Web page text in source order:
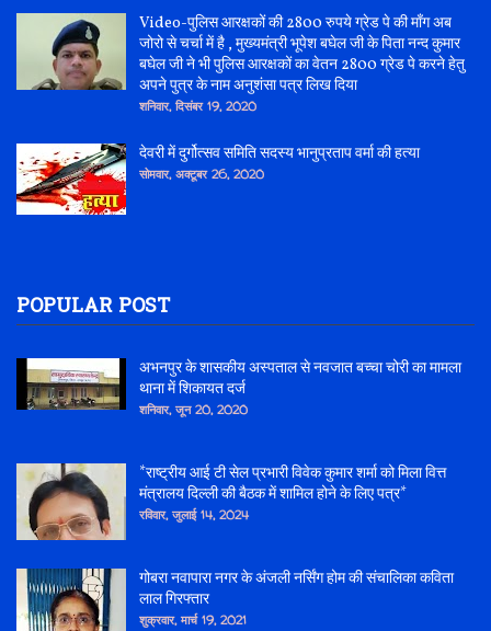
Video-पुलिस आरक्षकों की 2800 रुपये ग्रेड पे की माँग अब
जोरो से चर्चा में है , मुख्यमंत्री भूपेश बघेल जी के पिता नन्द कुमार
बघेल जी ने भी पुलिस आरक्षकों का वेतन 2800 ग्रेड पे करने हेतु
अपने पुत्र के नाम अनुशंसा पत्र लिख दिया
शनिवार, दिसंबर 19, 2020
देवरी में दुर्गोत्सव समिति सदस्य भानुप्रताप वर्मा की हत्या
सोमवार, अक्टूबर 26, 2020
POPULAR POST
अभनपुर के शासकीय अस्पताल से नवजात बच्चा चोरी का मामला
थाना में शिकायत दर्ज
शनिवार, जून 20, 2020
*राष्ट्रीय आई टी सेल प्रभारी विवेक कुमार शर्मा को मिला वित्त
मंत्रालय दिल्ली की बैठक में शामिल होने के लिए पत्र*
रविवार, जुलाई 14, 2024
गोबरा नवापारा नगर के अंजली नर्सिंग होम की संचालिका कविता
लाल गिरफ्तार
शुक्रवार, मार्च 19, 2021